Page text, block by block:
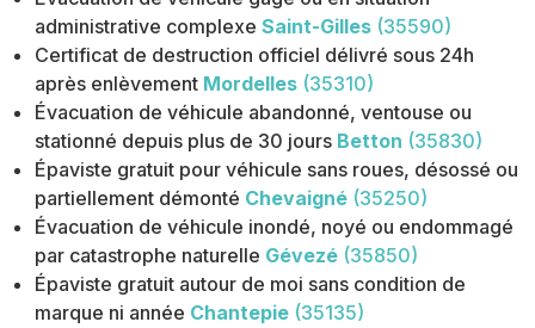
administrative complexe Saint-Gilles (35590)
Certificat de destruction officiel délivré sous 24h
après enlèvement Mordelles (35310)
Évacuation de véhicule abandonné, ventouse ou
stationné depuis plus de 30 jours Betton (35830)
Épaviste gratuit pour véhicule sans roues, désossé ou
partiellement démonté Chevaigné (35250)
Évacuation de véhicule inondé, noyé ou endommagé
par catastrophe naturelle Gévezé (35850)
Épaviste gratuit autour de moi sans condition de
marque ni année Chantepie (35135)